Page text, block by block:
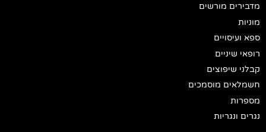
מדבירים מורשים
מוניות
ספא ועיסויים
רופאי שיניים
קבלני שיפוצים
חשמלאים מוסמכים
מספרות
נגרים ונגריות